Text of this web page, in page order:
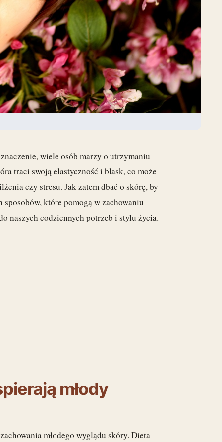
wiele osób marzy o utrzymaniu
traci swoją elastyczność i blask, co może
czy stresu. Jak zatem dbać o skórę, by
które pomogą w zachowaniu
naszych codziennych potrzeb i stylu życia.
młody
młodego wyglądu skóry. Dieta